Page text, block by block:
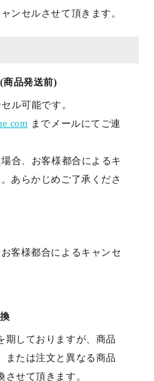
ンセルさせて頂きます。
商品発送前)
ル可能です。
までメールにてご連
合、お客様都合によるキ
あらかじめご了承くださ
客様都合によるキャンセ
期しておりますが、商品
または注文と異なる商品
せて頂きます。